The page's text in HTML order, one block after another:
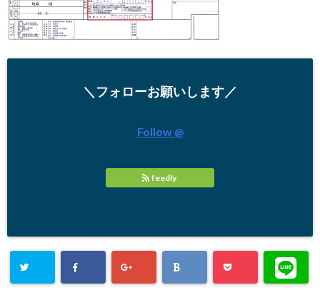
＼フォローお願いします／
Follow @
feedly